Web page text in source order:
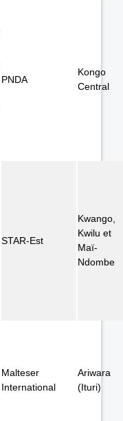
PNDA
Kongo
Central
STAR-Est
Kwango,
Kwilu et
Maï-
Ndombe
Malteser
International
Ariwara
(Ituri)